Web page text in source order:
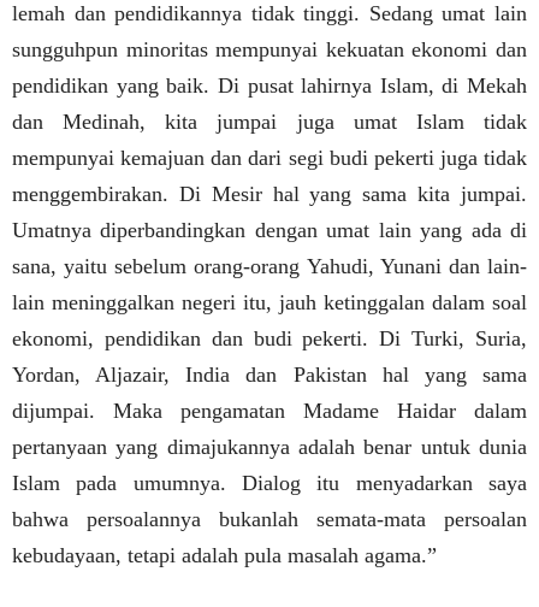
lemah dan pendidikannya tidak tinggi. Sedang umat lain
sungguhpun minoritas mempunyai kekuatan ekonomi dan
pendidikan yang baik. Di pusat lahirnya Islam, di Mekah
dan Medinah, kita jumpai juga umat Islam tidak
mempunyai kemajuan dan dari segi budi pekerti juga tidak
menggembirakan. Di Mesir hal yang sama kita jumpai.
Umatnya diperbandingkan dengan umat lain yang ada di
sana, yaitu sebelum orang-orang Yahudi, Yunani dan lain-
lain meninggalkan negeri itu, jauh ketinggalan dalam soal
ekonomi, pendidikan dan budi pekerti. Di Turki, Suria,
Yordan, Aljazair, India dan Pakistan hal yang sama
dijumpai. Maka pengamatan Madame Haidar dalam
pertanyaan yang dimajukannya adalah benar untuk dunia
Islam pada umumnya. Dialog itu menyadarkan saya
bahwa persoalannya bukanlah semata-mata persoalan
kebudayaan, tetapi adalah pula masalah agama.”